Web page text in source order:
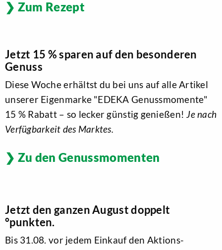
Zum Rezept
Jetzt 15 % sparen auf den besonderen
Genuss
Diese Woche erhältst du bei uns auf alle Artikel
unserer Eigenmarke "EDEKA Genussmomente"
15 % Rabatt – so lecker günstig genießen!Je nach
Verfügbarkeit des Marktes.
Zu den Genussmomenten
Jetzt den ganzen August doppelt
°punkten.
Bis 31.08. vor jedem Einkauf den Aktions-